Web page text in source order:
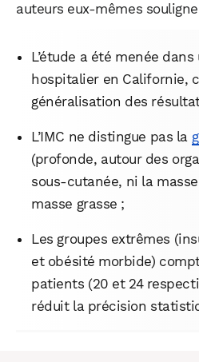
auteurs eux-mêmes
L’étude a été menée
hospitalier en Californie,
généralisation des
L’IMC ne distingue pas la
(profonde, autour des
sous-cutanée, ni la
masse grasse ;
Les groupes extrêmes
et obésité morbide)
patients (20 et 24
réduit la précision